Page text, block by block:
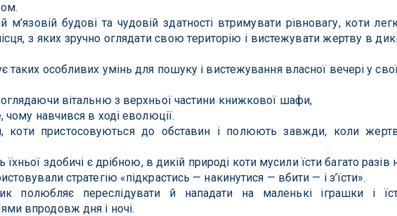
м’язовій будові та чудовій здатності втримувати рівновагу, коти
з яких зручно оглядати свою територію і вистежувати жертву в
таких особливих умінь для пошуку і вистежування власної вечері у
оглядаючи вітальню з верхньої частини книжкової шафи,
чому навчився в ході еволюції.
коти пристосовуються до обставин і полюють завжди, коли
їхньої здобичі є дрібною, в дикій природі коти мусили їсти багато разів
стратегію «підкрастись — накинутися — вбити — і з’їсти».
полюбляє переслідувати й нападати на маленькі іграшки і
впродовж дня і ночі.